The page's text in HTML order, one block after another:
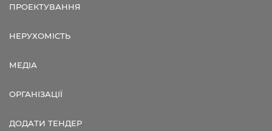
ПРОЕКТУВАННЯ
НЕРУХОМІСТЬ
МЕДІА
ОРГАНІЗАЦІЇ
ДОДАТИ ТЕНДЕР